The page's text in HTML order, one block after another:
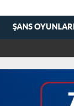
ŞANS OYUNLARI